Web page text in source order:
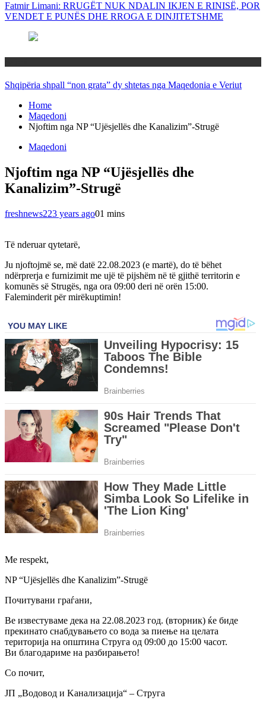
Fatmir Limani: RRUGËT NUK NDALIN IKJEN E RINISË, POR
VENDET E PUNËS DHE RROGA E DINJITETSHME
Shqipëria shpall “non grata” dy shtetas nga Maqedonia e Veriut
Home
Maqedoni
Njoftim nga NP “Ujësjellës dhe Kanalizim”-Strugë
Maqedoni
Njoftim nga NP “Ujësjellës dhe
Kanalizim”-Strugë
freshnews223 years ago01 mins
Të nderuar qytetarë,
Ju njoftojmë se, më datë 22.08.2023 (e martë), do të bëhet
ndërprerja e furnizimit me ujë të pijshëm në të gjithë territorin e
komunës së Strugës, nga ora 09:00 deri në orën 15:00.
Faleminderit për mirëkuptimin!
Me respekt,
NP “Ujësjellës dhe Kanalizim”-Strugë
Почитувани граѓани,
Ве известуваме дека на 22.08.2023 год. (вторник) ќе биде
прекинато снабдувањето со вода за пиење на целата
територија на општина Струга од 09:00 до 15:00 часот.
Ви благодариме на разбирањето!
Со почит,
JП „Водовод и Kанализација“ – Струга